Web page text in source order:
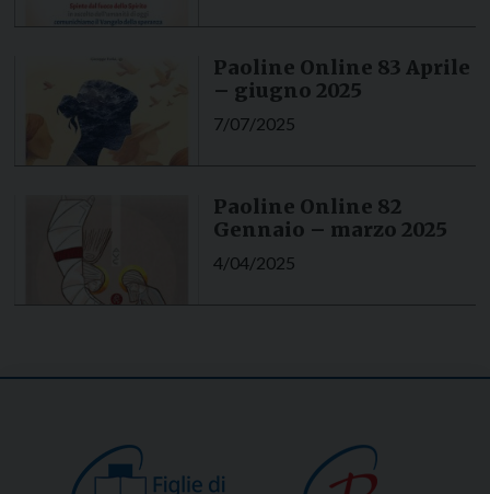
Paoline Online 83 Aprile
– giugno 2025
7/07/2025
Paoline Online 82
Gennaio – marzo 2025
4/04/2025